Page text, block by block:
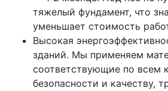
тяжелый фундамент, что
уменьшает стоимость
Высокая
зданий. Мы применяем
соответствующие по всем
безопасности и качеству,